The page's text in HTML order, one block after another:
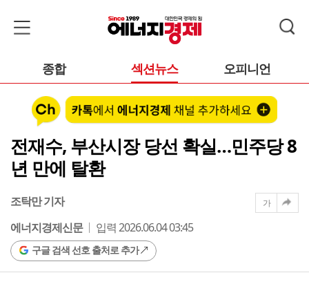
종합 섹션뉴스 오피니언
전재수, 부산시장 당선 확실…민주당 8
년 만에 탈환
조탁만 기자
에너지경제신문
입력 2026.06.04 03:45
구글 검색 선호 출처로 추가
가